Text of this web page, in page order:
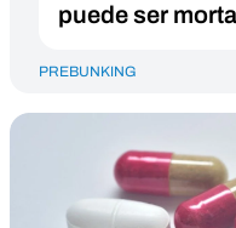
puede ser
PREBUNKING